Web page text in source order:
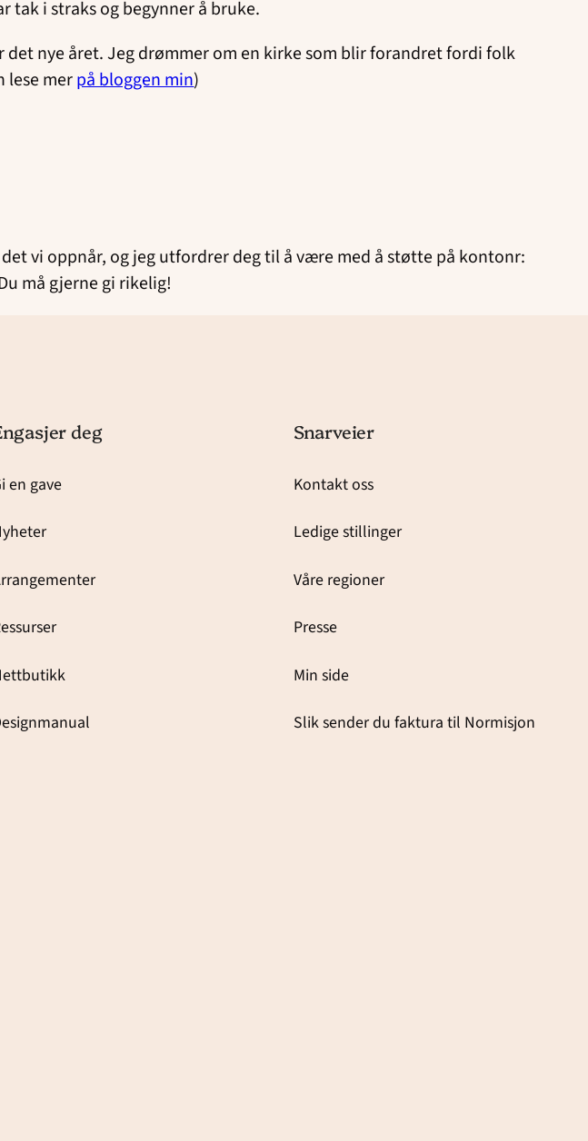
tak i straks og begynner å bruke.
det nye året. Jeg drømmer om en kirke som blir forandret fordi folk
lese merpå bloggen min)
vi oppnår, og jeg utfordrer deg til å være med å støtte på kontonr:
må gjerne gi rikelig!
deg
en gave
Snarveier
Kontakt oss
Ledige stillinger
Våre regioner
Presse
Min side
Slik sender du faktura til Normisjon